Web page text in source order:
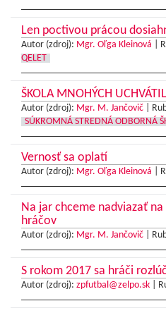
Len poctivou prácou
Autor (zdroj): Mgr. Oľga Kleinová
QELET
ŠKOLA MNOHÝCH
Autor (zdroj): Mgr. M. Jančovič
SÚKROMNÁ STREDNÁ ODBORNÁ
Vernosť sa oplatí
Autor (zdroj): Mgr. Oľga Kleinová
Na jar chceme nadviazať
hráčov
Autor (zdroj): Mgr. M. Jančovič
S rokom 2017 sa hráči
Autor (zdroj): zpfutbal@zelpo.sk